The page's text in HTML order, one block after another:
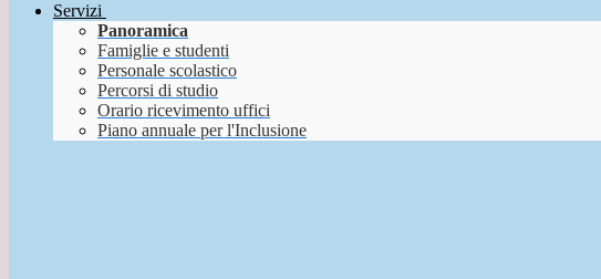
Servizi
Panoramica
Famiglie e studenti
Personale scolastico
Percorsi di studio
Orario ricevimento uffici
Piano annuale per l'Inclusione